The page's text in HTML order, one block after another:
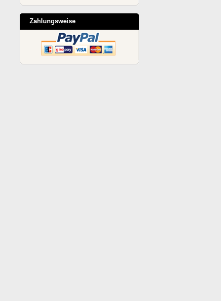
Zahlungsweise